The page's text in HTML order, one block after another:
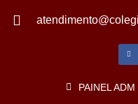
PAINEL ADM